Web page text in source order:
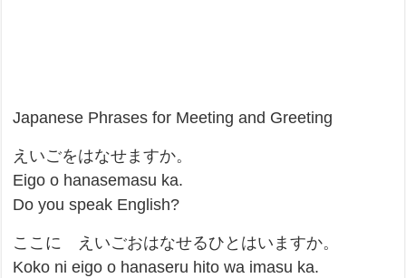
Japanese Phrases for Meeting and Greeting
えいごをはなせますか。
Eigo o hanasemasu ka.
Do you speak English?
ここに えいごおはなせるひとはいますか。
Koko ni eigo o hanaseru hito wa imasu ka.